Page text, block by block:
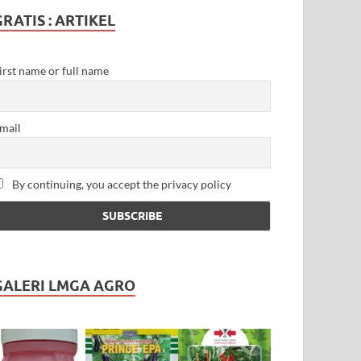
: ARTIKEL
name or full name
By continuing, you accept the privacy policy
LMGA AGRO